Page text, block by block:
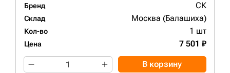
Бренд СК
Склад Москва (Балашиха)
Кол-во 1 шт
Цена 7 501 ₽
В корзину